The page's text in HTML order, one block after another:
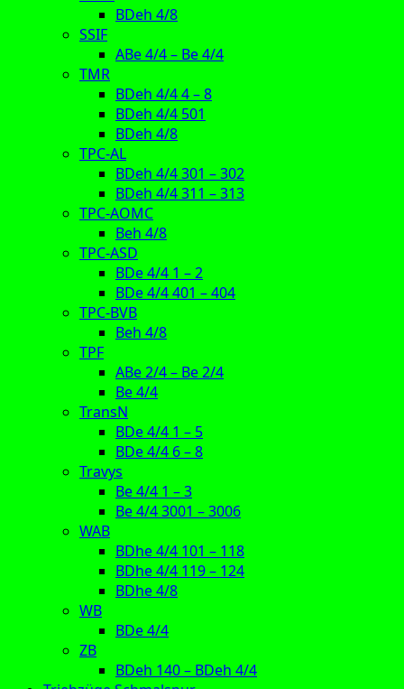
BDeh 4/8
SSIF
ABe 4/4 – Be 4/4
TMR
BDeh 4/4 4 – 8
BDeh 4/4 501
BDeh 4/8
TPC-AL
BDeh 4/4 301 – 302
BDeh 4/4 311 – 313
TPC-AOMC
Beh 4/8
TPC-ASD
BDe 4/4 1 – 2
BDe 4/4 401 – 404
TPC-BVB
Beh 4/8
TPF
ABe 2/4 – Be 2/4
Be 4/4
TransN
BDe 4/4 1 – 5
BDe 4/4 6 – 8
Travys
Be 4/4 1 – 3
Be 4/4 3001 – 3006
WAB
BDhe 4/4 101 – 118
BDhe 4/4 119 – 124
BDhe 4/8
WB
BDe 4/4
ZB
BDeh 140 – BDeh 4/4